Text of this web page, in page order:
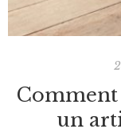
un